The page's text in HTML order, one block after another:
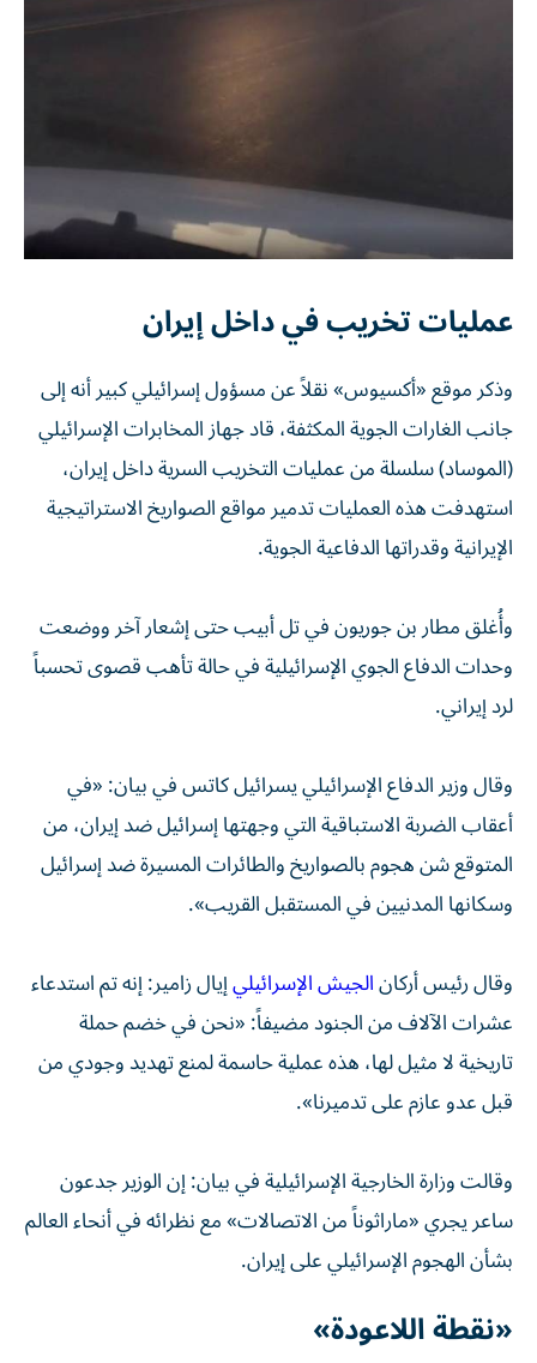
عمليات تخريب في داخل إيران
وذكر موقع «أكسيوس» نقلاً عن مسؤول إسرائيلي كبير أنه إلى
جانب الغارات الجوية المكثفة، قاد جهاز المخابرات الإسرائيلي
(الموساد) سلسلة من عمليات التخريب السرية داخل إيران،
استهدفت هذه العمليات تدمير مواقع الصواريخ الاستراتيجية
الإيرانية وقدراتها الدفاعية الجوية.
وأُغلق مطار بن جوريون في تل أبيب حتى إشعار آخر ووضعت
وحدات الدفاع الجوي الإسرائيلية في حالة تأهب قصوى تحسباً
لرد إيراني.
وقال وزير الدفاع الإسرائيلي يسرائيل كاتس في بيان: «في
أعقاب الضربة الاستباقية التي وجهتها إسرائيل ضد إيران، من
المتوقع شن هجوم بالصواريخ والطائرات المسيرة ضد إسرائيل
وسكانها المدنيين في المستقبل القريب».
وقال رئيس أركانالجيش الإسرائيليإيال زامير: إنه تم استدعاء
عشرات الآلاف من الجنود مضيفاً: «نحن في خضم حملة
تاريخية لا مثيل لها، هذه عملية حاسمة لمنع تهديد وجودي من
قبل عدو عازم على تدميرنا».
وقالت وزارة الخارجية الإسرائيلية في بيان: إن الوزير جدعون
ساعر يجري «ماراثوناً من الاتصالات» مع نظرائه في أنحاء العالم
بشأن الهجوم الإسرائيلي على إيران.
«نقطة اللاعودة»